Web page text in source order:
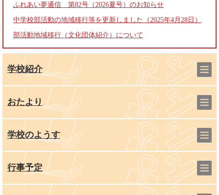
ふれあい夢通信 第82号（2026夏号）のお知らせ
中学校部活動の地域移行等を更新しました（2025年4月28日）
部活動地域移行（文化団体紹介）について
学校紹介
おたより
学校のようす
行事予定